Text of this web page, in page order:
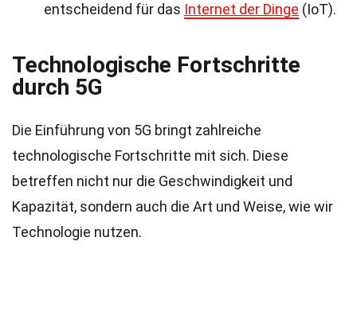
entscheidend für das Internet der Dinge (IoT).
Technologische Fortschritte
durch 5G
Die Einführung von 5G bringt zahlreiche
technologische Fortschritte mit sich. Diese
betreffen nicht nur die Geschwindigkeit und
Kapazität, sondern auch die Art und Weise, wie wir
Technologie nutzen.